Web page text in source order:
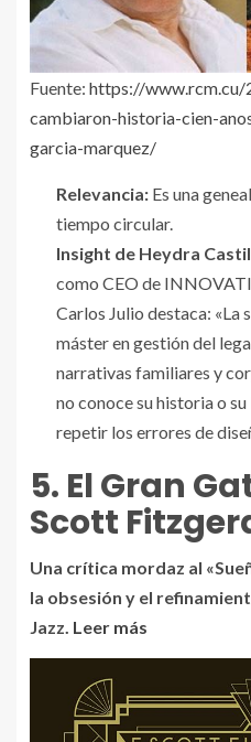
Fuente: https://
cambiaron-historia-cien-
garcia-marquez/
Relevancia: Es una
tiempo circular.
Insight de Heydra
como CEO de
Carlos Julio destaca: «La
máster en gestión del
narrativas familiares y
no conoce su historia o
repetir los errores de
5. El Gran
Scott
Una crítica mordaz al
la obsesión y el
Jazz. Leer más